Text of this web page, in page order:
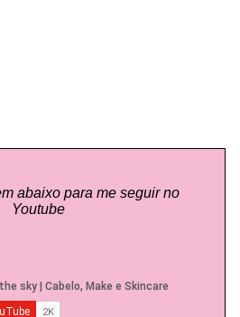
abaixo para me seguir no
Youtube